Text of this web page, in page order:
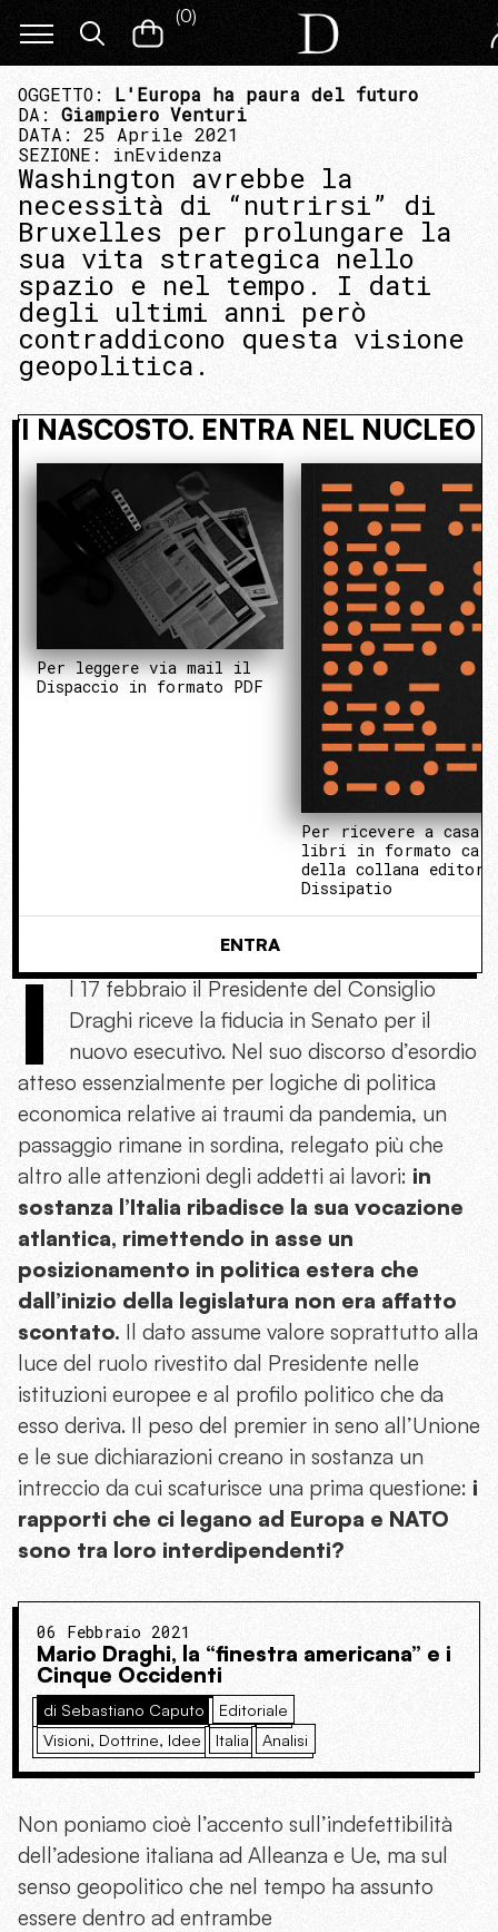
(0)
OGGETTO: L'Europa ha paura del futuro
DA: Giampiero Venturi
DATA: 25 Aprile 2021
SEZIONE: inEvidenza
Washington avrebbe la
necessità di “nutrirsi” di
Bruxelles per prolungare la
sua vita strategica nello
spazio e nel tempo. I dati
degli ultimi anni però
contraddicono questa visione
geopolitica.
VIVI NASCOSTO. ENTRA
Per leggere via mail il
Dispaccio in formato PDF
Per ricevere a casa i
libri in formato
della collana
Dissipatio
ENTRA
I
l 17 febbraio il Presidente del Consiglio
Draghi riceve la fiducia in Senato per il
nuovo esecutivo. Nel suo discorso d’esordio
atteso essenzialmente per logiche di politica
economica relative ai traumi da pandemia, un
passaggio rimane in sordina, relegato più che
altro alle attenzioni degli addetti ai lavori: in
sostanza l’Italia ribadisce la sua vocazione
atlantica, rimettendo in asse un
posizionamento in politica estera che
dall’inizio della legislatura non era affatto
scontato. Il dato assume valore soprattutto alla
luce del ruolo rivestito dal Presidente nelle
istituzioni europee e al profilo politico che da
esso deriva. Il peso del premier in seno all’Unione
e le sue dichiarazioni creano in sostanza un
intreccio da cui scaturisce una prima questione: i
rapporti che ci legano ad Europa e NATO
sono tra loro interdipendenti?
06 Febbraio 2021
Mario Draghi, la “finestra americana” e i
Cinque Occidenti
di Sebastiano Caputo
Editoriale
Visioni, Dottrine, Idee
Italia Analisi
Non poniamo cioè l’accento sull’indefettibilità
dell’adesione italiana ad Alleanza e Ue, ma sul
senso geopolitico che nel tempo ha assunto
essere dentro ad entrambe